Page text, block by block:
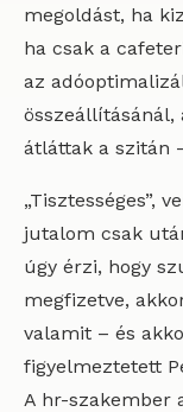
megoldást, ha
ha csak a
az
átláttak a szitán
„Tisztességes”,
jutalom csak
úgy érzi, hogy
megfizetve,
valamit – és
figyelmeztetett
A hr-szakember